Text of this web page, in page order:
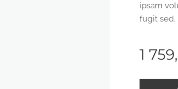
ipsam
fugit sed.
1